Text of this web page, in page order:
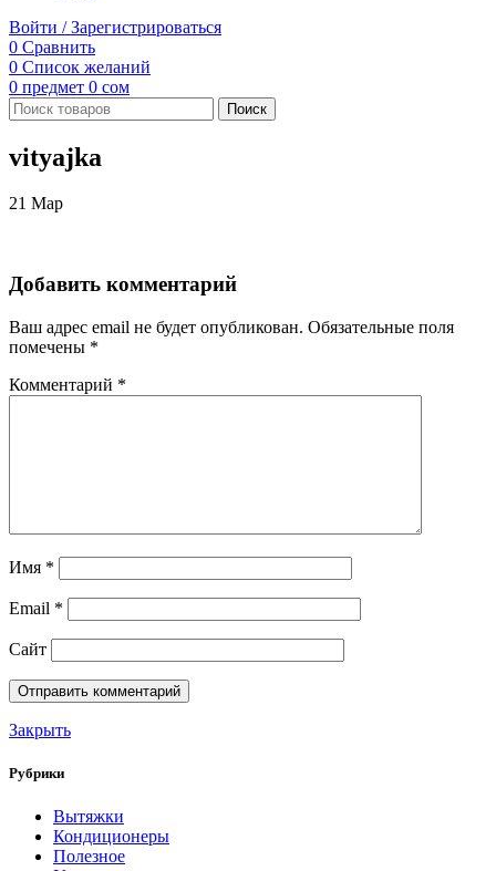
Войти / Зарегистрироваться
0 Сравнить
0 Список желаний
0 предмет 0 сом
Поиск
vityajka
21 Мар
Добавить комментарий
Ваш адрес email не будет опубликован. Обязательные поля
помечены *
Комментарий *
Имя *
Email *
Сайт
Закрыть
Рубрики
Вытяжки
Кондиционеры
Полезное